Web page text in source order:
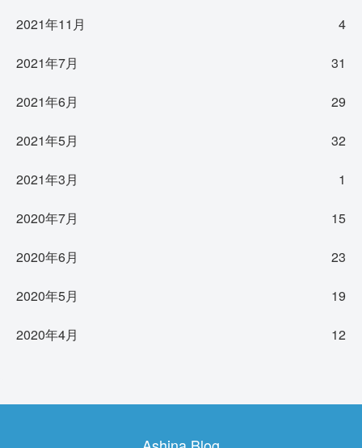
2021年11月 4
2021年7月 31
2021年6月 29
2021年5月 32
2021年3月 1
2020年7月 15
2020年6月 23
2020年5月 19
2020年4月 12